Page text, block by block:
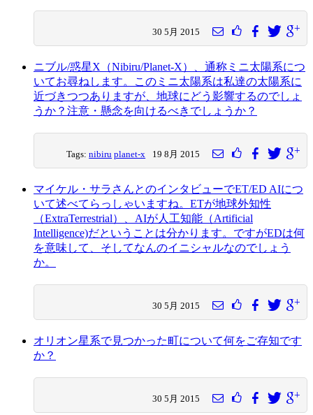
30 5月 2015
ニブル/惑星X（Nibiru/Planet-X）、通称ミニ太陽系につ
いてお尋ねします。このミニ太陽系は私達の太陽系に
近づきつつありますが、地球にどう影響するのでしょ
うか？注意・懸念を向けるべきでしょうか？
Tags:nibiru planet-x 19 8月 2015
マイケル・サラさんとのインタビューでET/ED AIにつ
いて述べてらっしゃいますね。ETが地球外知性
（ExtraTerrestrial）、AIが人工知能（Artificial
Intelligence)だということは分かります。ですがEDは何
を意味して、そしてなんのイニシャルなのでしょう
か。
30 5月 2015
オリオン星系で見つかった町について何をご存知です
か？
30 5月 2015